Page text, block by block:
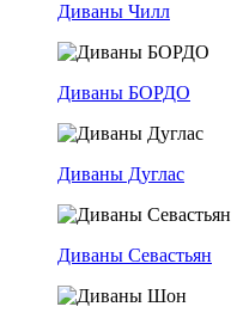
Диваны Чилл
Диваны БОРДО
Диваны Дуглас
Диваны Севастьян